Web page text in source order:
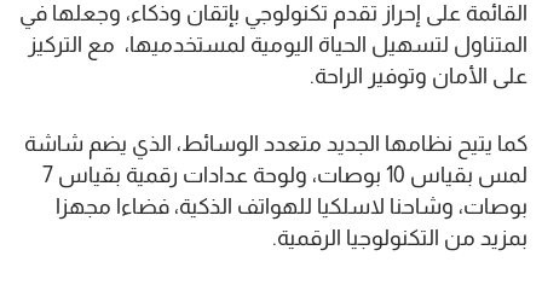
القائمة على إحراز تقدم تكنولوجي بإتقان وذكاء، وجعلها في
المتناول لتسهيل الحياة اليومية لمستخدميها، مع التركيز
على الأمان وتوفير الراحة.
كما يتيح نظامها الجديد متعدد الوسائط، الذي يضم شاشة
لمس بقياس 10 بوصات، ولوحة عدادات رقمية بقياس 7
بوصات، وشاحنا لاسلكيا للهواتف الذكية، فضاءا مجهزا
بمزيد من التكنولوجيا الرقمية.